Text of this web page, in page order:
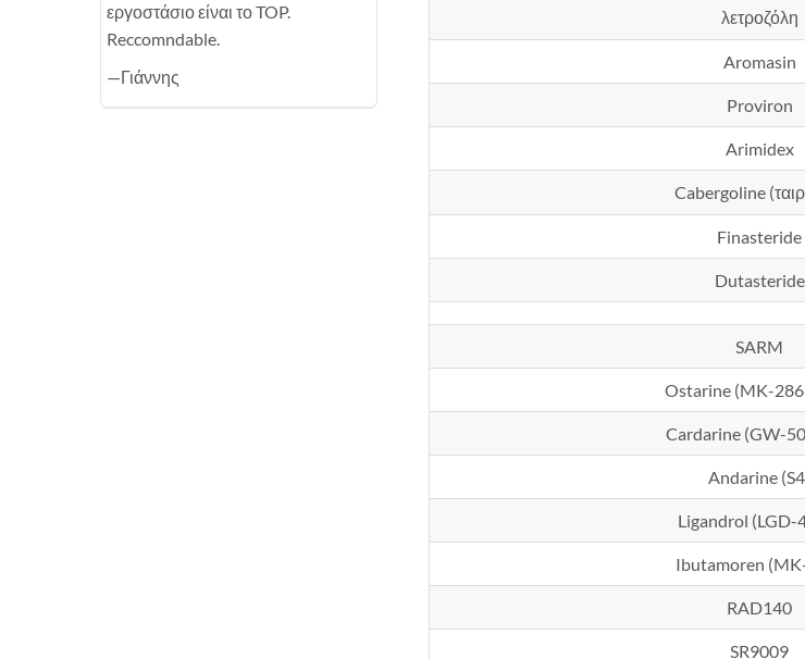
λετροζόλη
Aromasin
Proviron
Arimidex
Cabergoline
Finasteride
Dutasteride
SARM
Ostarine (MK-
Cardarine (GW-
Andarine
Ligandrol (LGD-
Ibutamoren
RAD140
SR9009
εργοστάσιο είναι το TOP.
Reccomndable.
—Γιάννης